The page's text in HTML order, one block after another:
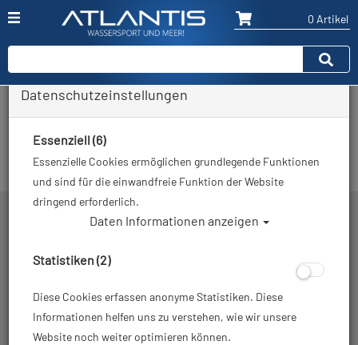
0 Artikel
DLRG Tauchturm
In dieser Ansicht sind keine Produkte verfügbar
Telefon Hotline
Zentrale:+49 30 425 26 26
Social-Media
Datenschutzeinstellungen
Essenziell (6)
Essenzielle Cookies ermöglichen grundlegende Funktionen
und sind für die einwandfreie Funktion der Website
dringend erforderlich.
Daten Informationen anzeigen
Statistiken (2)
Diese Cookies erfassen anonyme Statistiken. Diese
Informationen helfen uns zu verstehen, wie wir unsere
Website noch weiter optimieren können.